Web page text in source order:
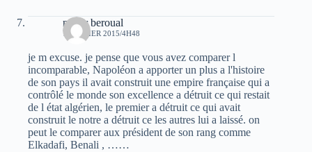
nassir beroual
1 JANVIER 2015/4H48
je m excuse. je pense que vous avez comparer l
incomparable, Napoléon a apporter un plus a l'histoire
de son pays il avait construit une empire française qui a
contrôlé le monde son excellence a détruit ce qui restait
de l état algérien, le premier a détruit ce qui avait
construit le notre a détruit ce les autres lui a laissé. on
peut le comparer aux président de son rang comme
Elkadafi, Benali , ……